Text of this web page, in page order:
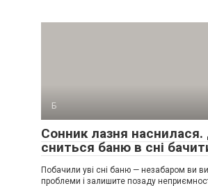
Б
Сонник лазня
сниться баню в сні
Побачили уві сні баню — незабаром ви
проблеми і залишите позаду